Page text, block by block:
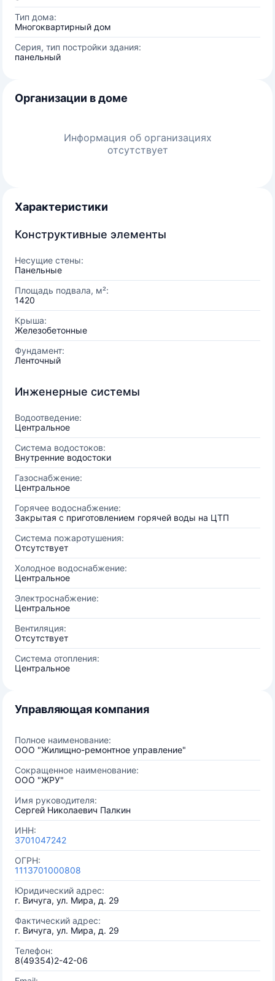
Тип дома:
Многоквартирный дом
Серия, тип постройки здания:
панельный
Организации в доме
Информация об организациях
отсутствует
Характеристики
Конструктивные элементы
Несущие стены:
Панельные
Площадь подвала, м²:
1420
Крыша:
Железобетонные
Фундамент:
Ленточный
Инженерные системы
Водоотведение:
Центральное
Система водостоков:
Внутренние водостоки
Газоснабжение:
Центральное
Горячее водоснабжение:
Закрытая с приготовлением горячей воды на ЦТП
Система пожаротушения:
Отсутствует
Холодное водоснабжение:
Центральное
Электроснабжение:
Центральное
Вентиляция:
Отсутствует
Система отопления:
Центральное
Управляющая компания
Полное наименование:
ООО "Жилищно-ремонтное управление"
Сокращенное наименование:
ООО "ЖРУ"
Имя руководителя:
Сергей Николаевич Палкин
ИНН:
3701047242
ОГРН:
1113701000808
Юридический адрес:
г. Вичуга, ул. Мира, д. 29
Фактический адрес:
г. Вичуга, ул. Мира, д. 29
Телефон:
8(49354)2-42-06